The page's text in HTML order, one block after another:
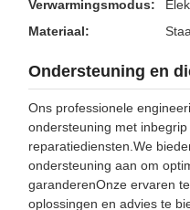
Verwarmingsmodus:
Materiaal:
Ondersteuning en
Ons professionele
ondersteuning met
reparatiediensten.We
ondersteuning aan om
garanderenOnze ervaren
oplossingen en advies te